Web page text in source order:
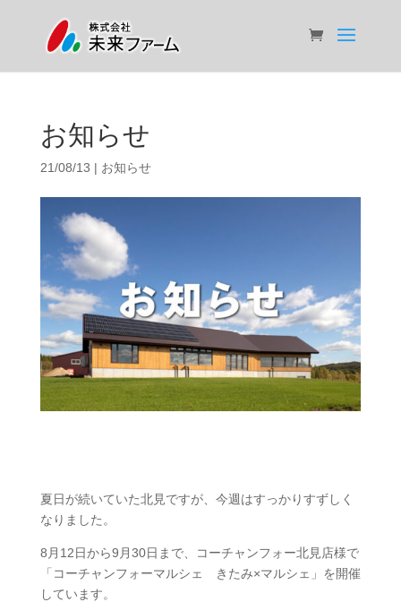
お知らせ
21/08/13 | お知らせ
夏日が続いていた北見ですが、今週はすっかりすずしく
なりました。
8月12日から9月30日まで、コーチャンフォー北見店様で
「コーチャンフォーマルシェ きたみ×マルシェ」を開催
しています。